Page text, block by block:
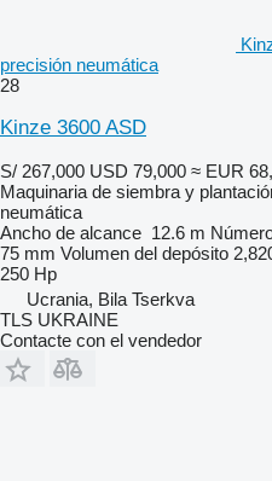
precisión neumática
28
Kinze 3600 ASD
S/ 267,000 USD 79,000 ≈ EUR
Maquinaria de siembra y
neumática
Ancho de alcance 12.6 m
75 mm Volumen del depósito
250 Hp
Ucrania, Bila Tserkva
TLS UKRAINE
Contacte con el vendedor